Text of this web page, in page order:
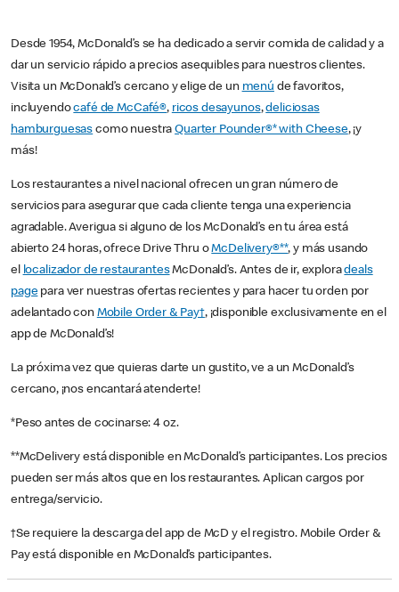
Desde 1954, McDonald’s se ha dedicado a servir comida de calidad y a
dar un servicio rápido a precios asequibles para nuestros clientes.
Visita un McDonald’s cercano y elige de un menú de favoritos,
incluyendocafé de McCafé®, ricos desayunos,deliciosas
hamburguesas como nuestraQuarter Pounder®* with Cheese, ¡y
más!
Los restaurantes a nivel nacional ofrecen un gran número de
servicios para asegurar que cada cliente tenga una experiencia
agradable. Averigua si alguno de los McDonald’s en tu área está
abierto 24 horas, ofrece Drive Thru oMcDelivery®**, y más usando
el localizador de restaurantesMcDonald’s. Antes de ir, exploradeals
pagepara ver nuestras ofertas recientes y para hacer tu orden por
adelantado con Mobile Order & Pay†, ¡disponible exclusivamente en el
app de McDonald’s!
La próxima vez que quieras darte un gustito, ve a un McDonald’s
cercano, ¡nos encantará atenderte!
*Peso antes de cocinarse: 4 oz.
**McDelivery está disponible en McDonald’s participantes. Los precios
pueden ser más altos que en los restaurantes. Aplican cargos por
entrega/servicio.
†Se requiere la descarga del app de McD y el registro. Mobile Order &
Pay está disponible en McDonald’s participantes.